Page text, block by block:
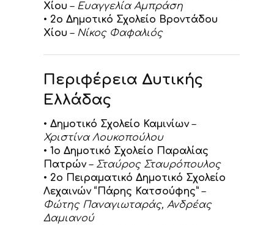
Χίου – Ευαγγελία Αμπράση
• 2ο Δημοτικό Σχολείο Βροντάδου
Χίου – Νίκος Φαφαλιός
Περιφέρεια Δυτικής
Ελλάδας
• Δημοτικό Σχολείο Καμινίων–
Χριστίνα Λουκοπούλου
• 1ο Δημοτικό Σχολείο Παραλίας
Πατρών– Σταύρος Σταυρόπουλος
• 2ο Πειραματικό Δημοτικό Σχολείο
Λεχαινών “Πάρης Κατσούφης”–
Φώτης Παναγιωταράς, Ανδρέας
Δαμιανού